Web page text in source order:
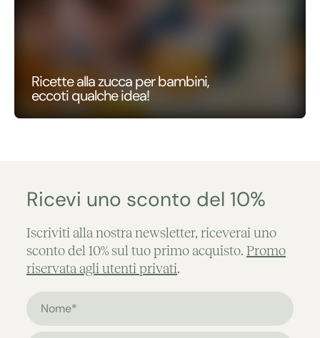
Ricette alla zucca per bambini,
eccoti qualche idea!
Ricevi uno sconto del 10%
Iscriviti alla nostra newsletter, riceverai uno
sconto del 10% sul tuo primo acquisto. Promo
riservata agli utenti privati.